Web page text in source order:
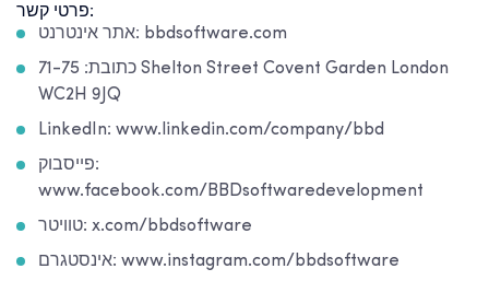
פרטי קשר:
אתר אינטרנט: bbdsoftware.com
כתובת: 71-75 Shelton Street Covent Garden London
WC2H 9JQ
LinkedIn: www.linkedin.com/company/bbd
פייסבוק:
www.facebook.com/BBDsoftwaredevelopment
טוויטר: x.com/bbdsoftware
אינסטגרם: www.instagram.com/bbdsoftware